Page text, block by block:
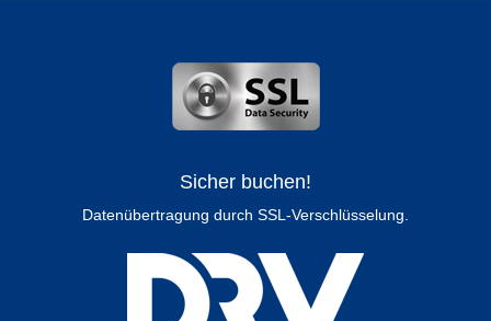
Sicher buchen!
Datenübertragung durch SSL-Verschlüsselung.